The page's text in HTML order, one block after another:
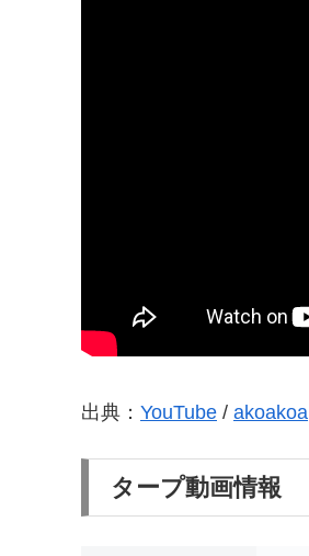
出典： YouTube / akoakoa
タープ動画情報